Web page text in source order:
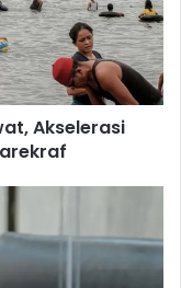
Akselerasi